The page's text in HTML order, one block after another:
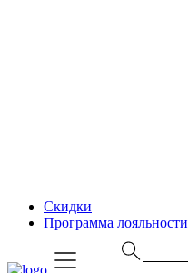
Скидки
Программа лояльности